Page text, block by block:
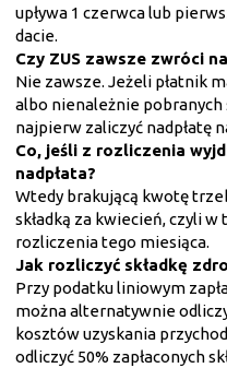
upływa 1 czerwca lub
dacie.
Czy ZUS zawsze zwróci
Nie zawsze. Jeżeli płatnik
albo nienależnie pobranych
najpierw zaliczyć nadpłatę
Co, jeśli z rozliczenia
nadpłata?
Wtedy brakującą kwotę
składką za kwiecień, czyli
rozliczenia tego miesiąca.
Jak rozliczyć składkę
Przy podatku liniowym
można alternatywnie
kosztów uzyskania
odliczyć 50% zapłaconych